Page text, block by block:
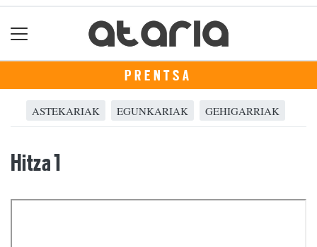
PRENTSA
ASTEKARIAK EGUNKARIAK GEHIGARRIAK
Hitza 1